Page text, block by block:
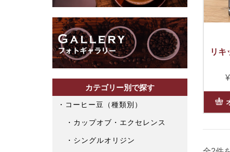
リキ
¥
カテゴリー別で探す
コーヒー豆（種類別）
カップオブ・エクセレンス
シングルオリジン